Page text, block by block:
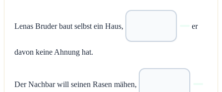
Lenas Bruder baut selbst ein Haus, er
davon keine Ahnung hat.
Der Nachbar will seinen Rasen mähen,